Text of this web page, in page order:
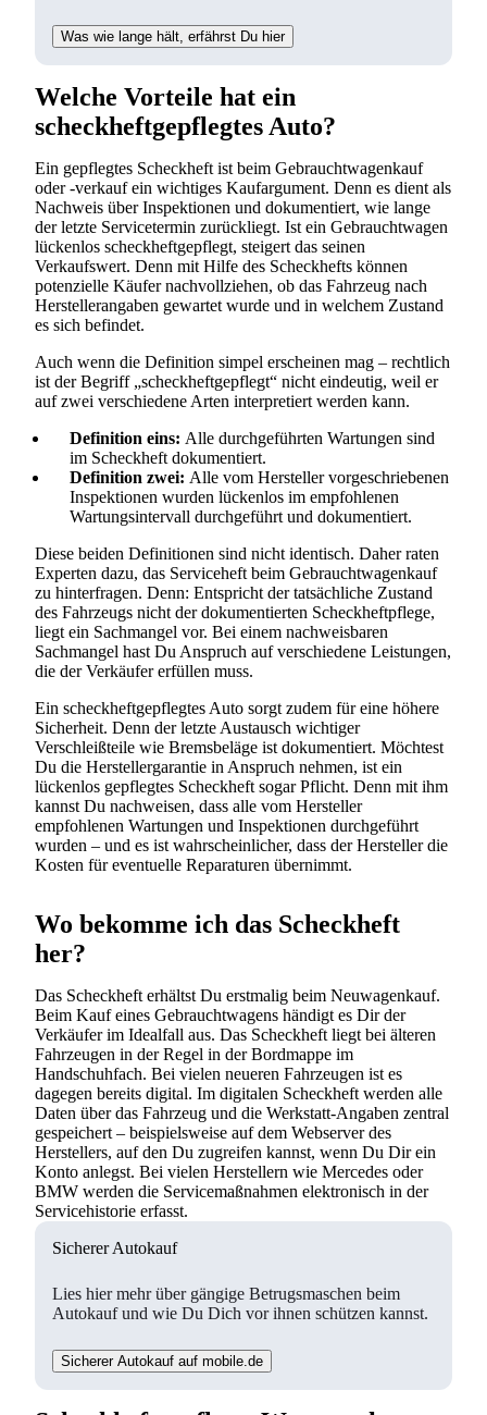
Was wie lange hält, erfährst Du hier
Welche Vorteile hat ein
scheckheftgepflegtes Auto?
Ein gepflegtes Scheckheft ist beim Gebrauchtwagenkauf
oder -verkauf ein wichtiges Kaufargument. Denn es dient als
Nachweis über Inspektionen und dokumentiert, wie lange
der letzte Servicetermin zurückliegt. Ist ein Gebrauchtwagen
lückenlos scheckheftgepflegt, steigert das seinen
Verkaufswert. Denn mit Hilfe des Scheckhefts können
potenzielle Käufer nachvollziehen, ob das Fahrzeug nach
Herstellerangaben gewartet wurde und in welchem Zustand
es sich befindet.
Auch wenn die Definition simpel erscheinen mag – rechtlich
ist der Begriff „scheckheftgepflegt“ nicht eindeutig, weil er
auf zwei verschiedene Arten interpretiert werden kann.
Definition eins: Alle durchgeführten Wartungen sind
im Scheckheft dokumentiert.
Definition zwei: Alle vom Hersteller vorgeschriebenen
Inspektionen wurden lückenlos im empfohlenen
Wartungsintervall durchgeführt und dokumentiert.
Diese beiden Definitionen sind nicht identisch. Daher raten
Experten dazu, das Serviceheft beim Gebrauchtwagenkauf
zu hinterfragen. Denn: Entspricht der tatsächliche Zustand
des Fahrzeugs nicht der dokumentierten Scheckheftpflege,
liegt ein Sachmangel vor. Bei einem nachweisbaren
Sachmangel hast Du Anspruch auf verschiedene Leistungen,
die der Verkäufer erfüllen muss.
Ein scheckheftgepflegtes Auto sorgt zudem für eine höhere
Sicherheit. Denn der letzte Austausch wichtiger
Verschleißteile wie Bremsbeläge ist dokumentiert. Möchtest
Du die Herstellergarantie in Anspruch nehmen, ist ein
lückenlos gepflegtes Scheckheft sogar Pflicht. Denn mit ihm
kannst Du nachweisen, dass alle vom Hersteller
empfohlenen Wartungen und Inspektionen durchgeführt
wurden – und es ist wahrscheinlicher, dass der Hersteller die
Kosten für eventuelle Reparaturen übernimmt.
Wo bekomme ich das Scheckheft
her?
Das Scheckheft erhältst Du erstmalig beim Neuwagenkauf.
Beim Kauf eines Gebrauchtwagens händigt es Dir der
Verkäufer im Idealfall aus. Das Scheckheft liegt bei älteren
Fahrzeugen in der Regel in der Bordmappe im
Handschuhfach. Bei vielen neueren Fahrzeugen ist es
dagegen bereits digital. Im digitalen Scheckheft werden alle
Daten über das Fahrzeug und die Werkstatt-Angaben zentral
gespeichert – beispielsweise auf dem Webserver des
Herstellers, auf den Du zugreifen kannst, wenn Du Dir ein
Konto anlegst. Bei vielen Herstellern wie Mercedes oder
BMW werden die Servicemaßnahmen elektronisch in der
Servicehistorie erfasst.
Sicherer Autokauf
Lies hier mehr über gängige Betrugsmaschen beim
Autokauf und wie Du Dich vor ihnen schützen kannst.
Sicherer Autokauf auf mobile.de